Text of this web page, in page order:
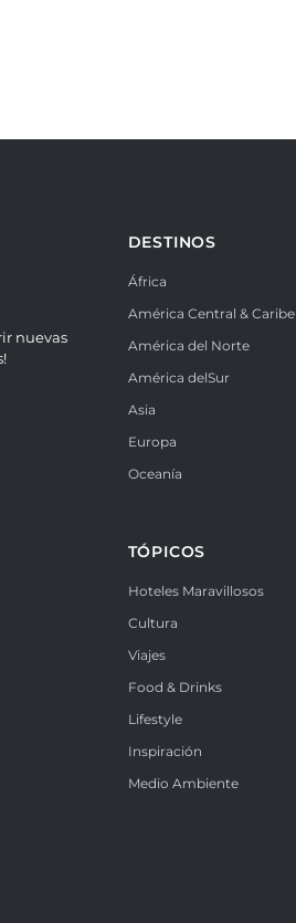
nuevas
DESTINOS
África
América Central & Caribe
América del Norte
América delSur
Asia
Europa
Oceanía
TÓPICOS
Hoteles Maravillosos
Cultura
Viajes
Food & Drinks
Lifestyle
Inspiración
Medio Ambiente